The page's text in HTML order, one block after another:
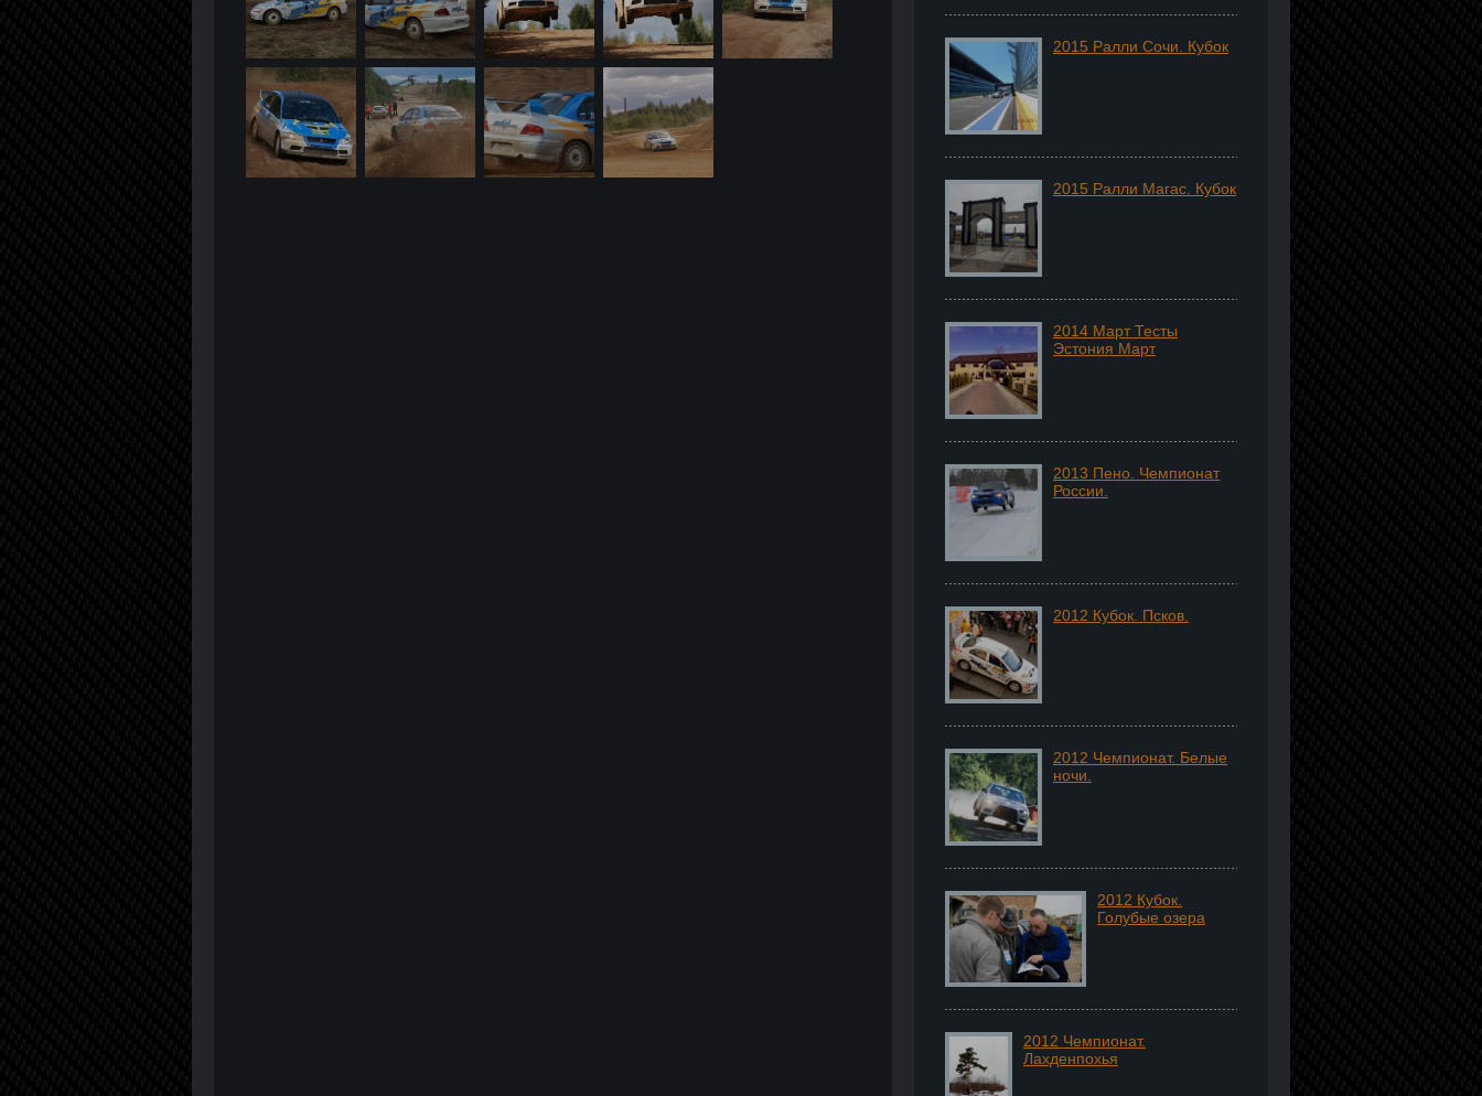
2015 Ралли Сочи. Кубок
2015 Ралли Магас. Кубок
2014 Март Тесты
Эстония Март
2013 Пено. Чемпионат
России.
2012 Кубок. Псков.
2012 Чемпионат. Белые
ночи.
2012 Кубок.
Голубые озера
2012 Чемпионат.
Лахденпохья